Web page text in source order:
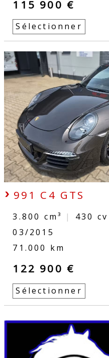
115 900 €
Sélectionner
991 C4 GTS
3.800 cm³ | 430 cv
03/2015
71.000 km
122 900 €
Sélectionner